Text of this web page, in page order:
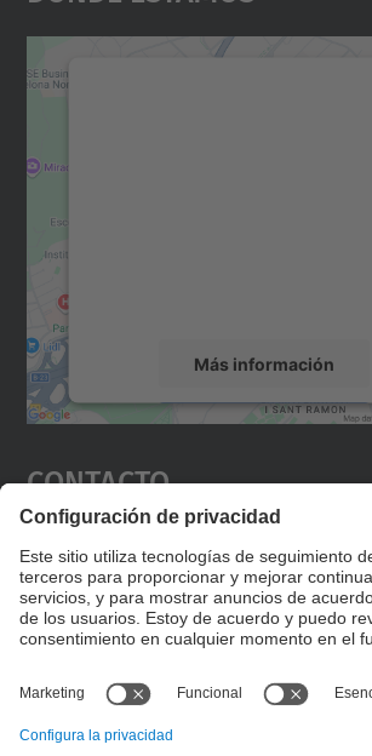
Más información
Aceptar
powered by
Contacto
Editad en la página "Contacto
encontraréis en la raíz de español,
personalizados de contacto.
Formulario de contacto